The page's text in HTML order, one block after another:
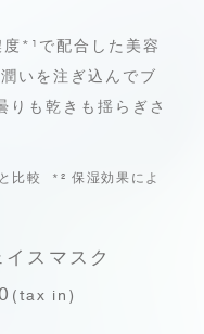
*¹ で配合した美容
いを注ぎ込んでブ
りも乾きも揺らぎさ
比較 *² 保湿効果によ
スマスク
(tax in)